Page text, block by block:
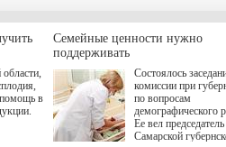
определенными
К ним можно
возникающие при
данными
более динамичного
проникновения
сегмент
отраслевое
в
Семейные ценности нужно
поддерживать
Состоялось
комиссии при
по вопросам
демографического
Ее вел председатель
Самарской